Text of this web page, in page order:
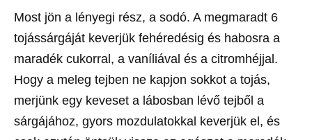
Most jön a lényegi rész, a sodó. A megmaradt 6
tojássárgáját keverjük fehéredésig és habosra a
maradék cukorral, a vaníliával és a citromhéjjal.
Hogy a meleg tejben ne kapjon sokkot a tojás,
merjünk egy keveset a lábosban lévő tejből a
sárgájához, gyors mozdulatokkal keverjük el, és